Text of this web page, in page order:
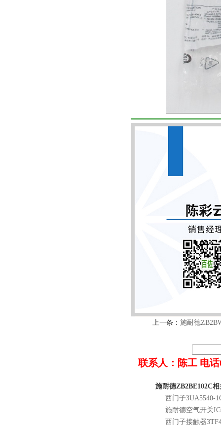
上一条：施耐德
联系人：陈工 电话
施耐德ZB2BE102C
西门子3UA5540-
施耐德空气开关
西门子接触器